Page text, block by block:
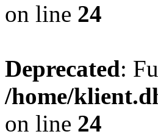
on line 24
Deprecated:
/home/
on line 24